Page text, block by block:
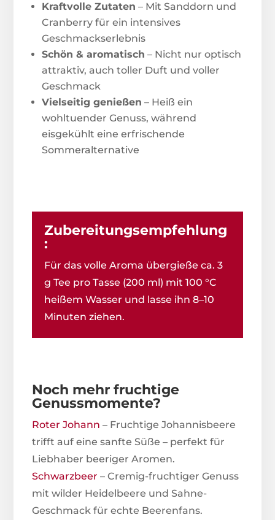
Kraftvolle Zutaten – Mit Sanddorn und
Cranberry für ein intensives
Geschmackserlebnis
Schön & aromatisch – Nicht nur optisch
attraktiv, auch toller Duft und voller
Geschmack
Vielseitig genießen – Heiß ein
wohltuender Genuss, während
eisgekühlt eine erfrischende
Sommeralternative
Zubereitungsempfehlung
:
Für das volle Aroma übergieße ca. 3
g Tee pro Tasse (200 ml) mit 100 °C
heißem Wasser und lasse ihn 8–10
Minuten ziehen.
Noch mehr fruchtige
Genussmomente?
Roter Johann – Fruchtige Johannisbeere
trifft auf eine sanfte Süße – perfekt für
Liebhaber beeriger Aromen.
Schwarzbeer – Cremig-fruchtiger Genuss
mit wilder Heidelbeere und Sahne-
Geschmack für echte Beerenfans.